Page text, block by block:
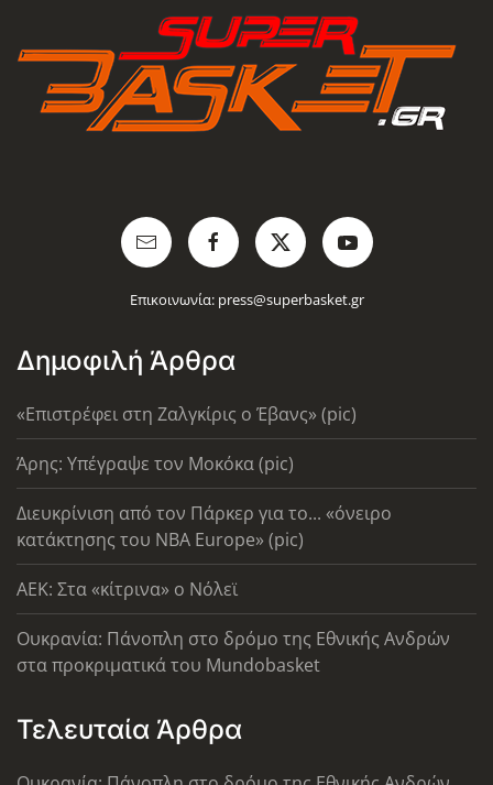
Επικοινωνία: press@superbasket.gr
Δημοφιλή Άρθρα
«Επιστρέφει στη Ζαλγκίρις ο Έβανς» (pic)
Άρης: Υπέγραψε τον Μοκόκα (pic)
Διευκρίνιση από τον Πάρκερ για το... «όνειρο
κατάκτησης του ΝΒΑ Europe» (pic)
AEK: Στα «κίτρινα» ο Νόλεϊ
Ουκρανία: Πάνοπλη στο δρόμο της Εθνικής Ανδρών
στα προκριματικά του Mundobasket
Τελευταία Άρθρα